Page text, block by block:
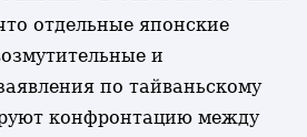
отдельные японские
и
по тайваньскому
конфронтацию между